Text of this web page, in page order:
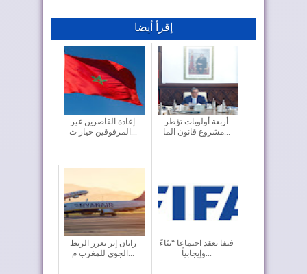
إقرأ أيضا
إعادة القاصرين غير
المرفوقين خيار ث...
أربعة أولويات تؤطر
مشروع قانون الما...
رايان إير تعزز الربط
فيفا تعقد اجتماعا “بنّاءً